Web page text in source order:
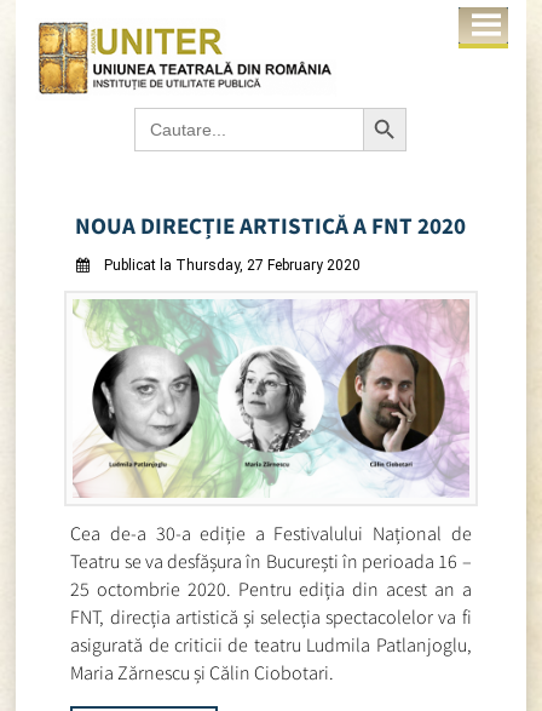
Search
for:
Search Button
NOUA DIRECȚIE ARTISTICĂ A FNT 2020
Publicat la Thursday, 27 February 2020
Cea de-a 30-a ediție a Festivalului Național de
Teatru se va desfășura în București în perioada 16 –
25 octombrie 2020. Pentru ediția din acest an a
FNT, direcția artistică și selecția spectacolelor va fi
asigurată de criticii de teatru Ludmila Patlanjoglu,
Maria Zărnescu și Călin Ciobotari.